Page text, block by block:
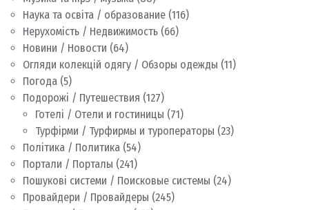
Наука та освіта / образование (116)
Нерухомість / Недвижимость (66)
Новини / Новости (64)
Огляди колекцій одягу / Обзоры одежды (11)
Погода (5)
Подорожі / Путешествия (127)
Готелі / Отели и гостиницы (71)
Турфірми / Турфирмы и туроператоры (23)
Політика / Политика (54)
Портали / Порталы (241)
Пошукові системи / Поисковые системы (24)
Провайдери / Провайдеры (245)